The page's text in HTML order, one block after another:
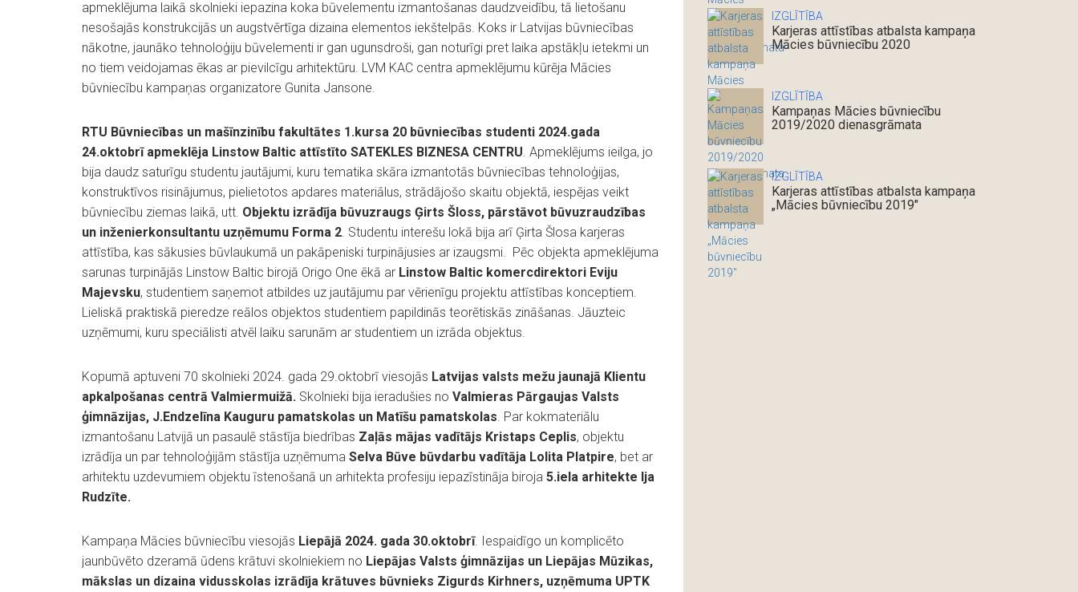
apmeklējuma laikā skolnieki iepazina koka būvelementu izmantošanas daudzveidību, tā lietošanu
nesošajās konstrukcijās un augstvērtīga dizaina elementos iekštelpās. Koks ir Latvijas būvniecības
nākotne, jaunāko tehnoloģiju būvelementi ir gan ugunsdroši, gan noturīgi pret laika apstākļu ietekmi un
no tiem veidojamas ēkas ar pievilcīgu arhitektūru. LVM KAC centra apmeklējumu kūrēja Mācies
būvniecību kampaņas organizatore Gunita Jansone.
RTU Būvniecības un mašīnzinību fakultātes 1.kursa 20 būvniecības studenti 2024.gada
24.oktobrī apmeklēja Linstow Baltic attīstīto SATEKLES BIZNESA CENTRU . Apmeklējums ieilga, jo
bija daudz saturīgu studentu jautājumi, kuru tematika skāra izmantotās būvniecības tehnoloģijas,
konstruktīvos risinājumus, pielietotos apdares materiālus, strādājošo skaitu objektā, iespējas veikt
būvniecību ziemas laikā, utt. Objektu izrādīja būvuzraugs Ģirts Šloss, pārstāvot būvuzraudzības
un inženierkonsultantu uzņēmumu Forma 2 . Studentu interešu lokā bija arī Ģirta Šlosa karjeras
attīstība, kas sākusies būvlaukumā un pakāpeniski turpinājusies ar izaugsmi. Pēc objekta apmeklējuma
sarunas turpinājās Linstow Baltic birojā Origo One ēkā ar Linstow Baltic komercdirektori Eviju
Majevsku, studentiem saņemot atbildes uz jautājumu par vērienīgu projektu attīstības konceptiem.
Lieliskā praktiskā pieredze reālos objektos studentiem papildinās teorētiskās zināšanas. Jāuzteic
uzņēmumi, kuru speciālisti atvēl laiku sarunām ar studentiem un izrāda objektus.
Kopumā aptuveni 70 skolnieki 2024. gada 29.oktobrī viesojās Latvijas valsts mežu jaunajā Klientu
apkalpošanas centrā Valmiermuižā. Skolnieki bija ieradušies no Valmieras Pārgaujas Valsts
ģimnāzijas, J.Endzelīna Kauguru pamatskolas un Matīšu pamatskolas . Par kokmateriālu
izmantošanu Latvijā un pasaulē stāstīja biedrības Zaļās mājas vadītājs Kristaps Ceplis, objektu
izrādīja un par tehnoloģijām stāstīja uzņēmuma Selva Būve būvdarbu vadītāja Lolita Platpire, bet ar
arhitektu uzdevumiem objektu īstenošanā un arhitekta profesiju iepazīstināja biroja 5.iela arhitekte Ija
Rudzīte.
Kampaņa Mācies būvniecību viesojās Liepājā 2024. gada 30.oktobrī. Iespaidīgo un komplicēto
jaunbūvēto dzeramā ūdens krātuvi skolniekiem no Liepājas Valsts ģimnāzijas un Liepājas Mūzikas,
mākslas un dizaina vidusskolas izrādīja krātuves būvnieks Zigurds Kirhners, uzņēmuma UPTK
IZGLĪTĪBA
Karjeras attīstības atbalsta kampaņa
Mācies būvniecību 2020
IZGLĪTĪBA
Kampaņas Mācies būvniecību
2019/2020 dienasgrāmata
IZGLĪTĪBA
Karjeras attīstības atbalsta kampaņa
„Mācies būvniecību 2019″